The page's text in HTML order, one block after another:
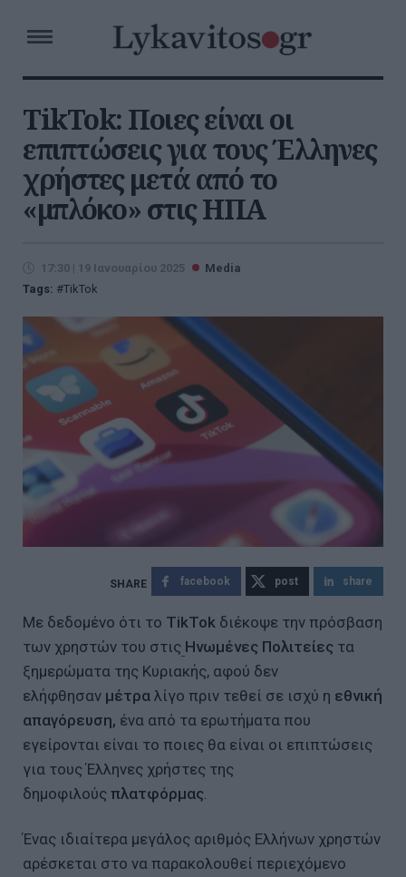
TikTok: Ποιες είναι οι
επιπτώσεις για τους Έλληνες
χρήστες μετά από το
«μπλόκο» στις ΗΠΑ
17:30 | 19 Ιανουαρίου 2025
Media
Tags:
TikTok
facebook post share
Με δεδομένο ότι το TikTok διέκοψε την πρόσβαση
των χρηστών του στις Ηνωμένες Πολιτείες τα
ξημερώματα της Κυριακής, αφού δεν
ελήφθησαν μέτρα λίγο πριν τεθεί σε ισχύ η εθνική
απαγόρευση, ένα από τα ερωτήματα που
εγείρονται είναι το ποιες θα είναι οι επιπτώσεις
για τους Έλληνες χρήστες της
δημοφιλούς πλατφόρμας
Ένας ιδιαίτερα μεγάλος αριθμός Ελλήνων χρηστών
αρέσκεται στο να παρακολουθεί περιεχόμενο